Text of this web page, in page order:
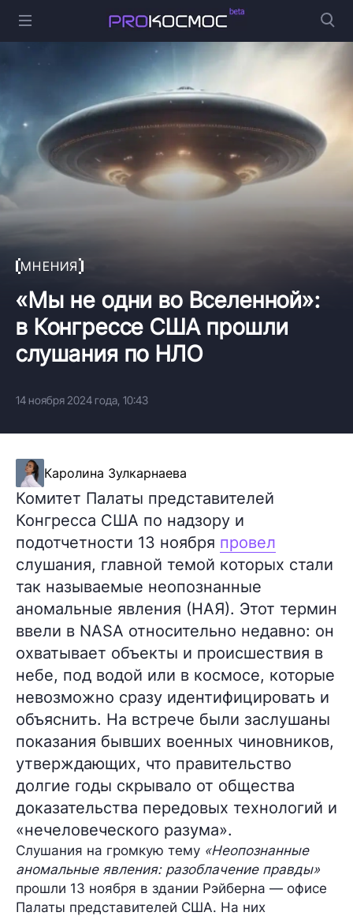
МНЕНИЯ
«Мы не одни во Вселенной»:
в Конгрессе США прошли
слушания по НЛО
14 ноября 2024 года, 10:43
Каролина Зулкарнаева
Комитет Палаты представителей
Конгресса США по надзору и
подотчетности 13 ноября провел
слушания, главной темой которых стали
так называемые неопознанные
аномальные явления (НАЯ). Этот термин
ввели в NASA относительно недавно: он
охватывает объекты и происшествия в
небе, под водой или в космосе, которые
невозможно сразу идентифицировать и
объяснить. На встрече были заслушаны
показания бывших военных чиновников,
утверждающих, что правительство
долгие годы скрывало от общества
доказательства передовых технологий и
«нечеловеческого разума».
Слушания на громкую тему «Неопознанные
аномальные явления: разоблачение правды»
прошли 13 ноября в здании Рэйберна — офисе
Палаты представителей США. На них